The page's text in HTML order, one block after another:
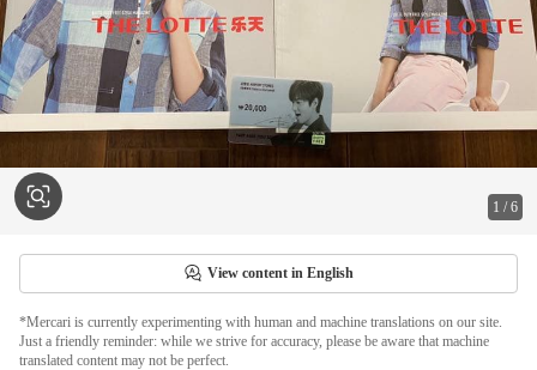
1 /6
View content in English
*Mercari is currently experimenting with human and machine translations on our site.
Just a friendly reminder: while we strive for accuracy, please be aware that machine
translated content may not be perfect.